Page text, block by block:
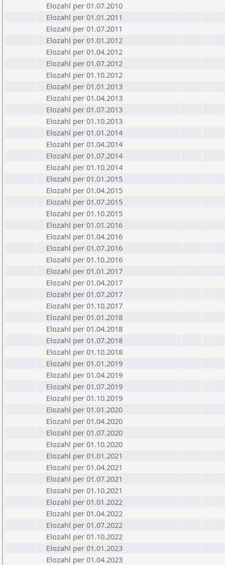
Elozahl per 01.07.2010
Elozahl per 01.01.2011
Elozahl per 01.07.2011
Elozahl per 01.01.2012
Elozahl per 01.04.2012
Elozahl per 01.07.2012
Elozahl per 01.10.2012
Elozahl per 01.01.2013
Elozahl per 01.04.2013
Elozahl per 01.07.2013
Elozahl per 01.10.2013
Elozahl per 01.01.2014
Elozahl per 01.04.2014
Elozahl per 01.07.2014
Elozahl per 01.10.2014
Elozahl per 01.01.2015
Elozahl per 01.04.2015
Elozahl per 01.07.2015
Elozahl per 01.10.2015
Elozahl per 01.01.2016
Elozahl per 01.04.2016
Elozahl per 01.07.2016
Elozahl per 01.10.2016
Elozahl per 01.01.2017
Elozahl per 01.04.2017
Elozahl per 01.07.2017
Elozahl per 01.10.2017
Elozahl per 01.01.2018
Elozahl per 01.04.2018
Elozahl per 01.07.2018
Elozahl per 01.10.2018
Elozahl per 01.01.2019
Elozahl per 01.04.2019
Elozahl per 01.07.2019
Elozahl per 01.10.2019
Elozahl per 01.01.2020
Elozahl per 01.04.2020
Elozahl per 01.07.2020
Elozahl per 01.10.2020
Elozahl per 01.01.2021
Elozahl per 01.04.2021
Elozahl per 01.07.2021
Elozahl per 01.10.2021
Elozahl per 01.01.2022
Elozahl per 01.04.2022
Elozahl per 01.07.2022
Elozahl per 01.10.2022
Elozahl per 01.01.2023
Elozahl per 01.04.2023